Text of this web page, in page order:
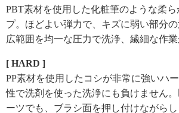
PBT素材を使用した化粧筆のような柔ら
プ。ほどよい弾力で、キズに弱い部分の
広範囲を均一な圧力で洗浄、繊細な作業
[ HARD ]
PP素材を使用したコシが非常に強いハ
性で洗剤を使った洗浄にも負けません
ーツでも、ブラシ面を押し付けながら